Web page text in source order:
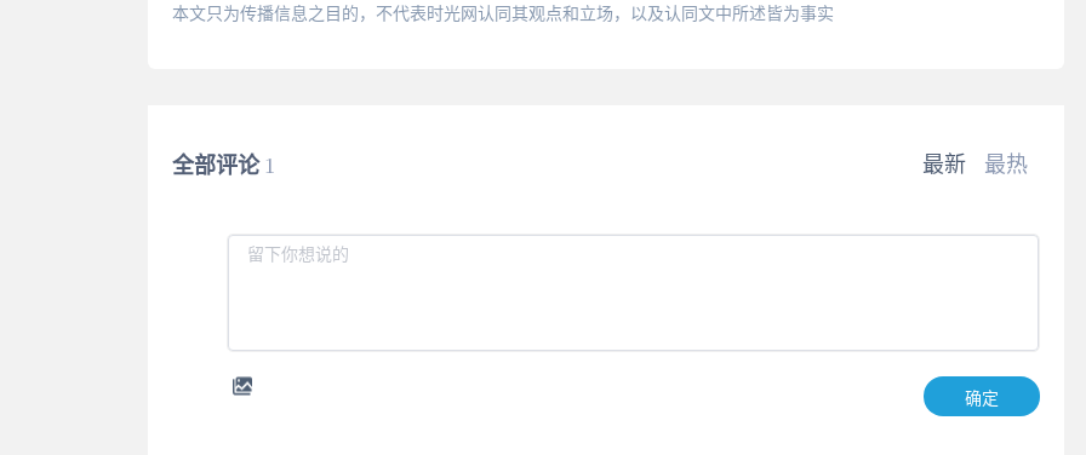
本文只为传播信息之目的，不代表时光网认同其观点和立场，以及认同文中所述皆为事实
全部评论 1 最新 最热
确定